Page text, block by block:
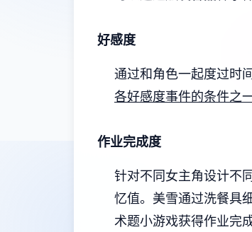
好感度
通过和角色一起度过时
各好感度事件的条件之一
作业完成度
针对不同女主角设计不
忆值。 美雪通过洗餐具
术题小游戏获得作业完成